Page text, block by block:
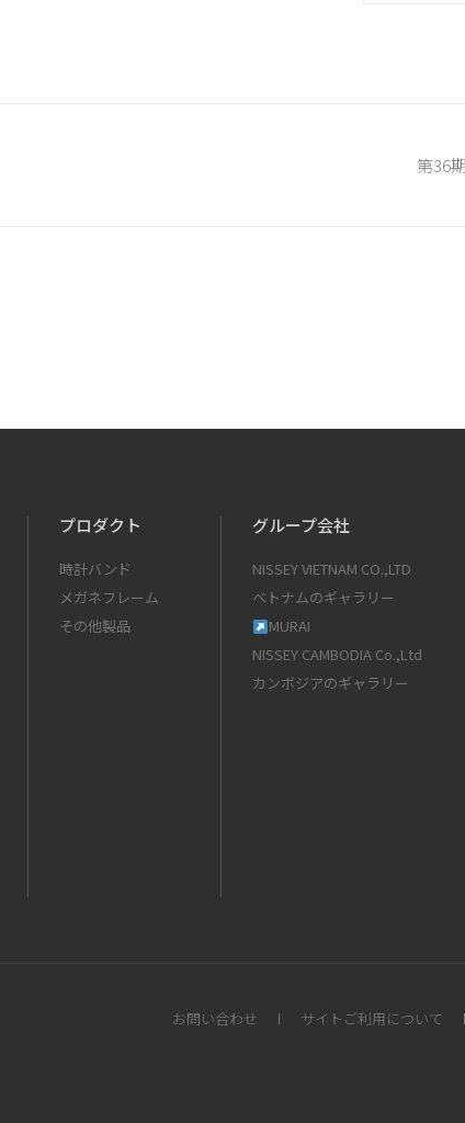
第36
プロダクト
時計バンド
メガネフレーム
その他製品
グループ会社
NISSEY VIETNAM CO.,LTD
ベトナムのギャラリー
MURAI
NISSEY CAMBODIA Co.,Ltd
カンボジアのギャラリー
お問い合わせ サイトご利用について